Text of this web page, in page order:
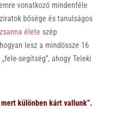
vonatkozó mindenféle
bősége és tanulságos
élete szép
lesz a mindössze 16
segítség”, ahogy Teleki
különben kárt vallunk”.